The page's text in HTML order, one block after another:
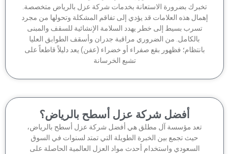
بضرورة الاستعانة بخدمات شركة عزل بالرياض متخصصة.
هذه العلامات قد يؤدي إلى تفاقم المشكلة وتحولها من مجرد
تسرب بسيط إلى خطر يهدد السلامة الإنشائية للسقف والمبنى
بالكامل. من الضروري مراقبة جدران وأسقف الطوابق العليا
فظهور بقع صفراء أو خضراء (عفن) يعد دليلاً قاطعاً على
تشبع الخرسانة
أفضل شركة عزل أسطح بالرياض؟
تعد مؤسسة آل مطلق هي أفضل شركة عزل أسطح بالرياض،
حيث تجمع بين الخبرة الطويلة التي تمتد لسنوات في السوق
السعودي واستخدام أحدث مواد العزل العالمية الحاصلة على